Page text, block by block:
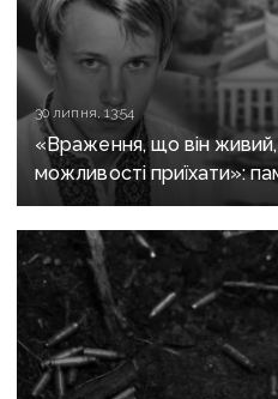
30 липня, 13:54
«Враження, що він
можливості приїхати»:
якого закатували